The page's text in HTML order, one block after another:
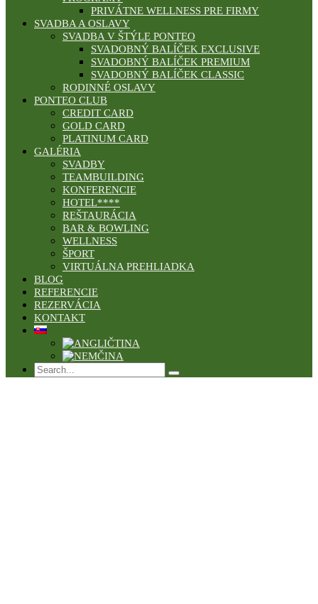
PRIVÁTNE WELLNESS PRE FIRMY
SVADBA A OSLAVY
SVADBA V ŠTÝLE PONTEO
SVADOBNÝ BALÍČEK EXCLUSIVE
SVADOBNÝ BALÍČEK PREMIUM
SVADOBNÝ BALÍČEK CLASSIC
RODINNÉ OSLAVY
PONTEO CLUB
CREDIT CARD
GOLD CARD
PLATINUM CARD
GALÉRIA
SVADBY
TEAMBUILDING
KONFERENCIE
HOTEL****
REŠTAURÁCIA
BAR & BOWLING
WELLNESS
ŠPORT
VIRTUÁLNA PREHLIADKA
BLOG
REFERENCIE
REZERVÁCIA
KONTAKT